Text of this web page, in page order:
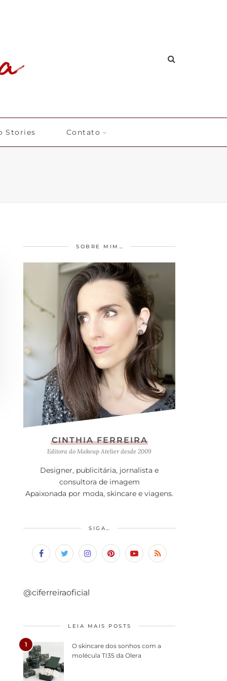
Stories Contato
SOBRE MIM…
CINTHIA FERREIRA
Editora do Makeup Atelier desde 2009
Designer, publicitária, jornalista e
consultora de imagem
Apaixonada por moda, skincare e viagens.
SIGA…
@ciferreiraoficial
LEIA MAIS POSTS
1
O skincare dos sonhos com a
molécula TI35 da Olera